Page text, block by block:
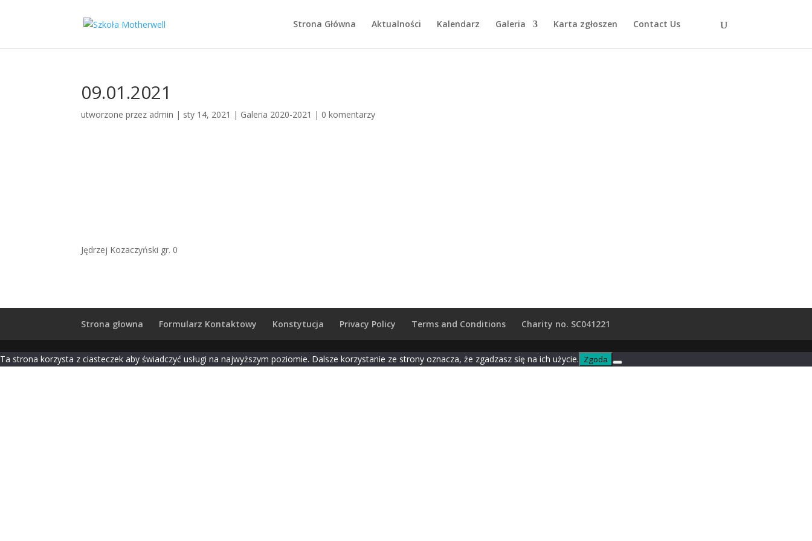
Strona Główna Aktualności Kalendarz Galeria Karta zgłoszen Contact Us
09.01.2021
utworzone przez admin | sty 14, 2021 | Galeria 2020-2021 | 0 komentarzy
Jędrzej Kozaczyński gr. 0
Strona głowna Formularz Kontaktowy Konstytucja Privacy Policy Terms and Conditions Charity no. SC041221
Ta strona korzysta z ciasteczek aby świadczyć usługi na najwyższym poziomie. Dalsze korzystanie ze strony oznacza, że zgadzasz się na ich użycie. Zgoda